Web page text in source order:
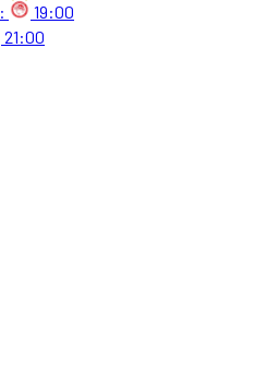
:
19:00
21:00